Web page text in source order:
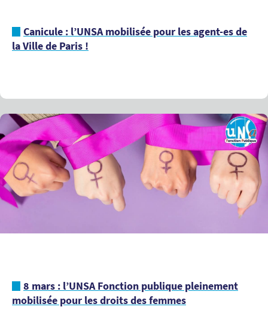
Canicule : l’UNSA mobilisée pour les agent-es de
la Ville de Paris !
8 mars : l’UNSA Fonction publique pleinement
mobilisée pour les droits des femmes